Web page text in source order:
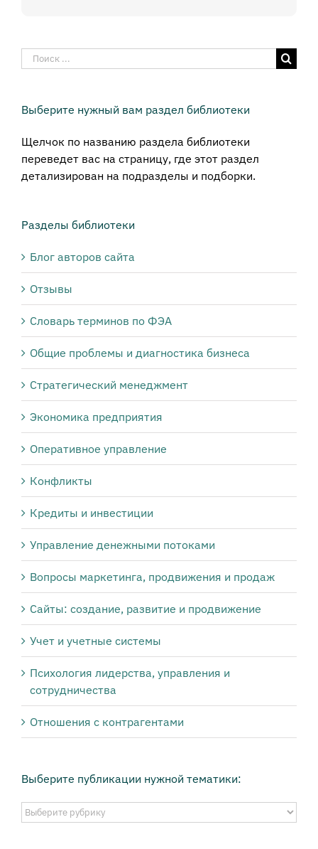
Результат
поиска:
Выберите нужный вам раздел библиотеки
Щелчок по названию раздела библиотеки
переведет вас на страницу, где этот раздел
детализирован на подразделы и подборки.
Разделы библиотеки
Блог авторов сайта
Отзывы
Словарь терминов по ФЭА
Общие проблемы и диагностика бизнеса
Стратегический менеджмент
Экономика предприятия
Оперативное управление
Конфликты
Кредиты и инвестиции
Управление денежными потоками
Вопросы маркетинга, продвижения и продаж
Сайты: создание, развитие и продвижение
Учет и учетные системы
Психология лидерства, управления и
сотрудничества
Отношения с контрагентами
Выберите публикации нужной тематики:
Выберите
публикации